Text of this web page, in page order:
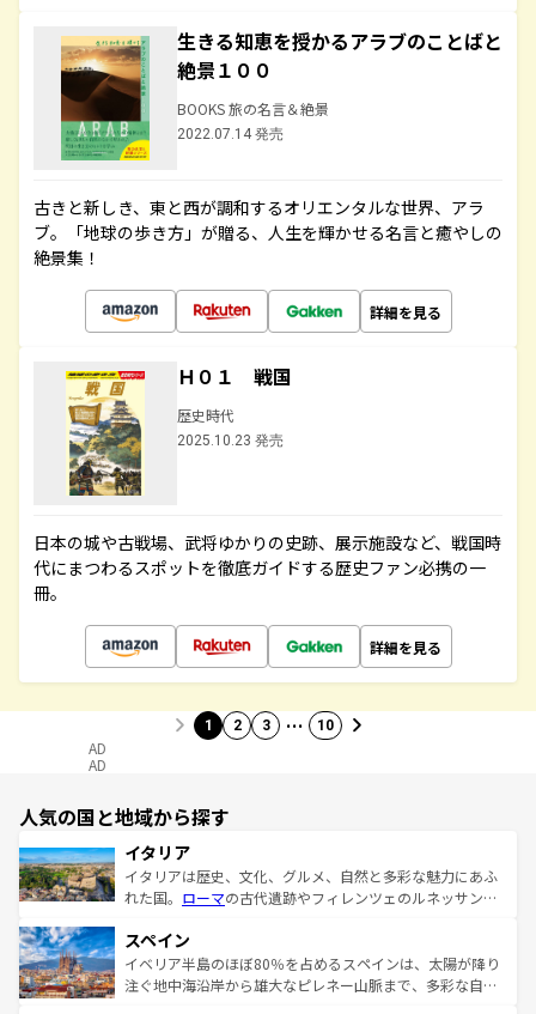
生きる知恵を授かるアラブのことばと
絶景１００
BOOKS 旅の名言＆絶景
2022.07.14 発売
古きと新しき、東と西が調和するオリエンタルな世界、アラ
ブ。「地球の歩き方」が贈る、人生を輝かせる名言と癒やしの
絶景集！
詳細を見る
Ｈ０１ 戦国
歴史時代
2025.10.23 発売
日本の城や古戦場、武将ゆかりの史跡、展示施設など、戦国時
代にまつわるスポットを徹底ガイドする歴史ファン必携の一
冊。
詳細を見る
1 2 3 … 10
AD
AD
人気の国と地域から探す
イタリア
イタリアは歴史、文化、グルメ、自然と多彩な魅力にあふ
れた国。 ローマの古代遺跡やフィレンツェのルネッサンス
ろん、トスカーナの美しい田園風景やアマルフィ海岸の絶
景など、自然景観も見逃せない。観光の合間には、本場の
ピザやパスタなど、絶品のイタリア料理を堪能することも
スペイン
イベリア半島のほぼ80％を占めるスペインは、太陽が降り
注ぐ地中海沿岸から雄大なピレネー山脈まで、多彩な自然